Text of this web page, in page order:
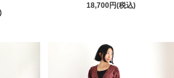
18,700円(税込)